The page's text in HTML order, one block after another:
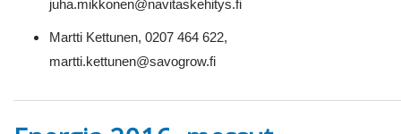
juha.mikkonen@navitaskehitys.fi
Martti Kettunen, 0207 464 622,
martti.kettunen@savogrow.fi